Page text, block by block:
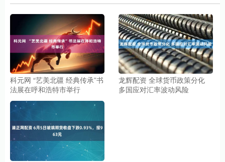
科元网 “艺美北疆 经典传承”书
法展在呼和浩特市举行
龙辉配资 全球货币政策分化
多国应对汇率波动风险